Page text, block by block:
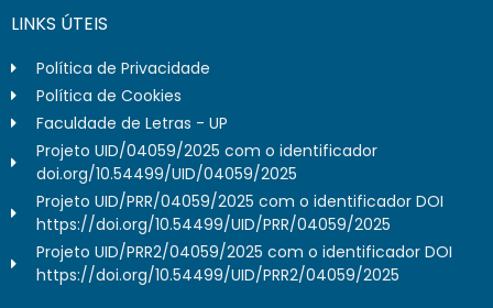
LINKS ÚTEIS
Política de Privacidade
Política de Cookies
Faculdade de Letras - UP
Projeto UID/04059/2025 com o identificador
doi.org/10.54499/UID/04059/2025
Projeto UID/PRR/04059/2025 com o identificador DOI
https://doi.org/10.54499/UID/PRR/04059/2025
Projeto UID/PRR2/04059/2025 com o identificador DOI
https://doi.org/10.54499/UID/PRR2/04059/2025